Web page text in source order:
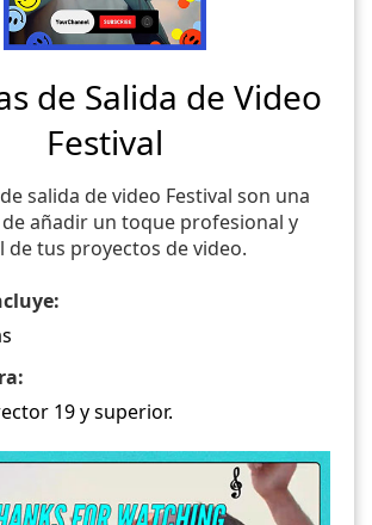
de Salida de Video
Festival
salida de video Festival son una
añadir un toque profesional y
de tus proyectos de video.
19 y superior.